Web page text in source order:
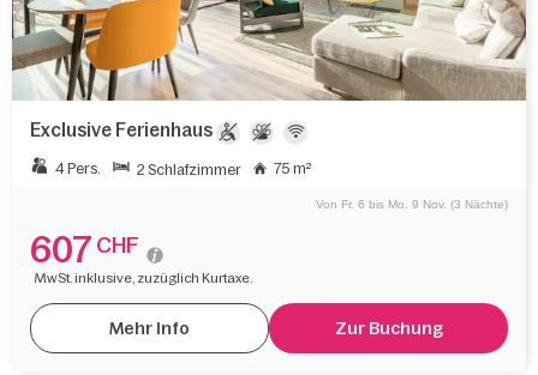
Exclusive Ferienhaus
4 Pers. 2 Schlafzimmer 75 m²
Von Fr. 6 bis Mo. 9 Nov. (3 Nächte)
607 CHF
MwSt. inklusive, zuzüglich Kurtaxe.
Mehr Info Zur Buchung